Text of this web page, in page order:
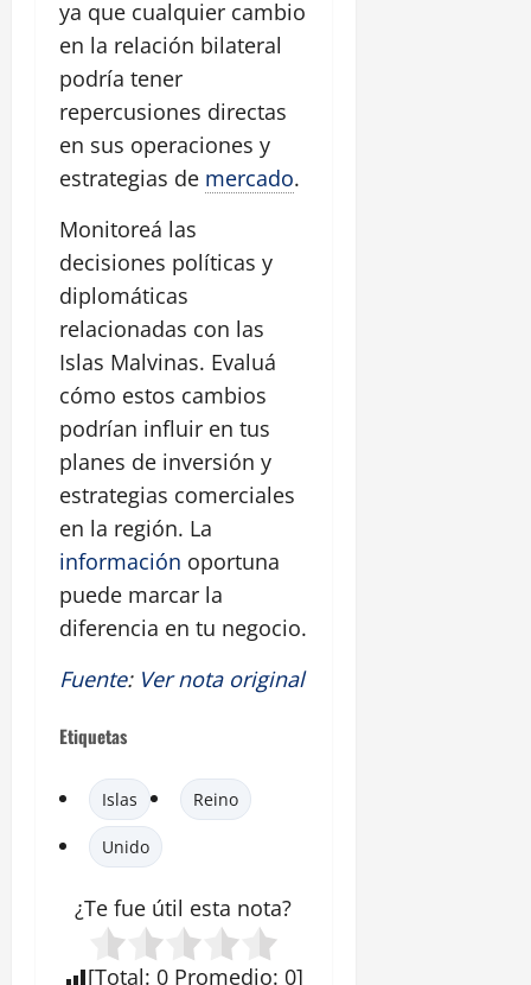
ya que cualquier cambio
en la relación bilateral
podría tener
repercusiones directas
en sus operaciones y
estrategias de mercado.
Monitoreá las
decisiones políticas y
diplomáticas
relacionadas con las
Islas Malvinas. Evaluá
cómo estos cambios
podrían influir en tus
planes de inversión y
estrategias comerciales
en la región. La
información oportuna
puede marcar la
diferencia en tu negocio.
Fuente: Ver nota original
Etiquetas
Islas Reino
Unido
¿Te fue útil esta nota?
[Total: 0 Promedio: 0]